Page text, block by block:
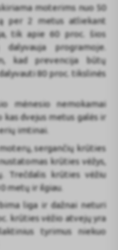
moterims nuo 50
per 2 metus atliekant
tik apie 60 proc. šios
programoje.
kad prevencija būtų
80 proc. tikslinės
mėnesio nemokamai
dvejus metus galės ir
imtinai.
sergančių krūties
krūties vėžys,
Trečdalis krūties vėžiu
metų ir ilgiau.
liga ir dažnai neturi
krūties vėžio atvejų yra
tyrimus niekuo